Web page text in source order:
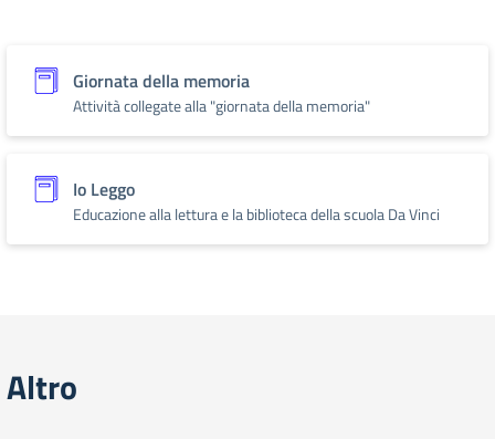
Giornata della memoria
Attività collegate alla "giornata della memoria"
Io Leggo
Educazione alla lettura e la biblioteca della scuola Da Vinci
Altro